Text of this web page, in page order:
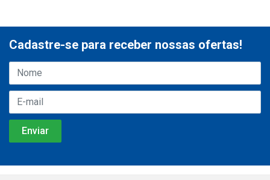
Cadastre-se para receber nossas ofertas!